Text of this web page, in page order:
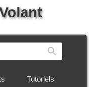
Tutoriels